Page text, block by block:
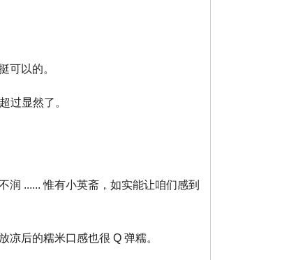
可以的。
过显然了。
...... 惟有小英斋，如实能让咱们感到
后的糯米口感也很 Q 弹糯。